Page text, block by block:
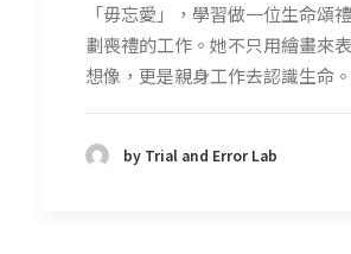
「毋忘愛」，學習做一位生命頌
劃喪禮的工作。她不只用繪畫來
想像，更是親身工作去認識生命。
by Trial and Error Lab